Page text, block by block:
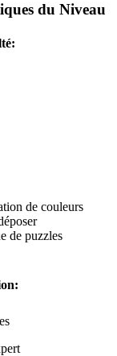
du Niveau
de couleurs
de puzzles